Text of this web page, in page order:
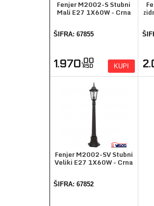
Fenjer M2002-S Stubni
Mali E27 1X60W - Crna
ŠIFRA: 67855
1.970,00
RSD KUPI
Fenjer M2002-SV Stubni
Veliki E27 1X60W - Crna
ŠIFRA: 67852